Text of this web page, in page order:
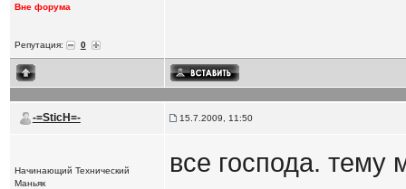
Вне форума
Репутация: 0
-=SticH=- 15.7.2009, 11:50
Начинающий Технический
Маньяк
все господа. тему